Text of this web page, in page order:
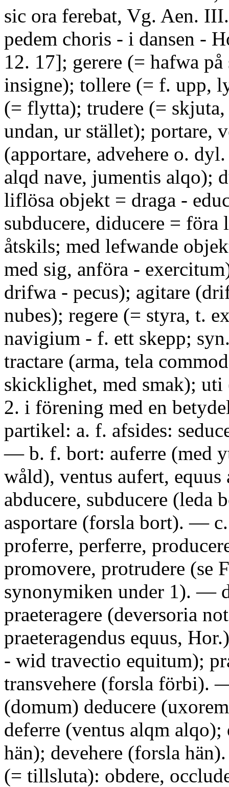
sic ora ferebat, Vg. Aen.
pedem choris - i dansen -
12. 17]; gerere (= hafwa på
insigne); tollere (= f. upp,
(= flytta); trudere (= skjuta,
undan, ur stället); portare,
(apportare, advehere o.
alqd nave, jumentis alqo);
liflösa objekt = draga -
subducere, diducere = föra
åtskils; med lefwande
med sig, anföra -
drifwa - pecus); agitare
nubes); regere (= styra, t.
navigium - f. ett skepp;
tractare (arma, tela
skicklighet, med smak);
2. i förening med en
partikel: a. f. afsides:
— b. f. bort: auferre (med
wåld), ventus aufert,
abducere, subducere (leda
asportare (forsla bort). —
proferre, perferre,
promovere, protrudere (se
synonymiken under 1). —
praeteragere (deversoria
praeteragendus equus,
- wid travectio equitum);
transvehere (forsla förbi).
(domum) deducere
deferre (ventus alqm alqo);
hän); devehere (forsla
(= tillsluta): obdere,